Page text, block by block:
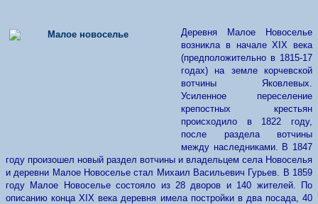
Деревня Малое Новоселье
возникла в началеXIX века
(предположительно в 1815-17
годах) на земле корчевской
вотчины Яковлевых.
Усиленное переселение
крепостных крестьян
происходило в 1822 году,
после раздела вотчины
между наследниками. В 1847
году произошел новый раздел вотчины и владельцем села Новоселья
и деревни Малое Новоселье стал Михаил Васильевич Гурьев. В 1859
году Малое Новоселье состояло из 28 дворов и 140 жителей. По
описанию концаXIX века деревня имела постройки в два посада, 40